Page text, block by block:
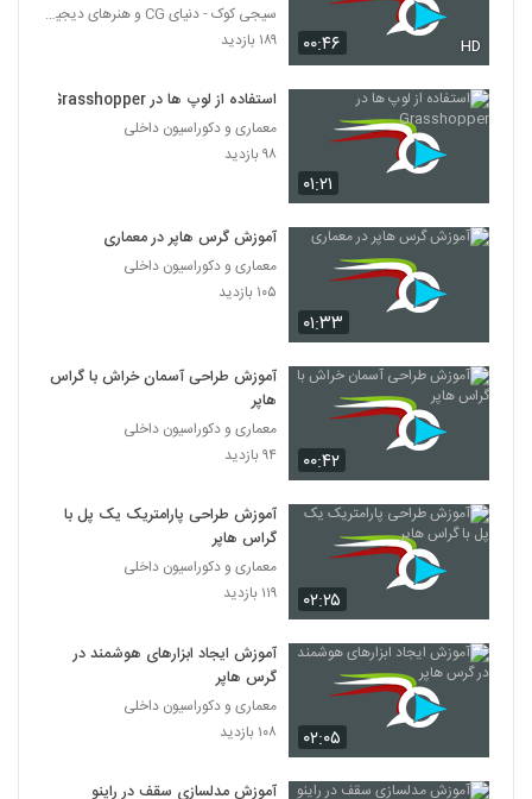
۰۰:۴۶ HD
سیجی کوک - دنیای CG و هنرهای دیجیتال
۱۸۹ بازدید
۰۱:۲۱
استفاده از لوپ ها در Grasshopper
معماری و دکوراسیون داخلی
۹۸ بازدید
۰۱:۳۳
آموزش گرس هاپر در معماری‎
معماری و دکوراسیون داخلی
۱۰۵ بازدید
۰۰:۴۲
آموزش طراحی آسمان خراش با گراس
هاپر‎
معماری و دکوراسیون داخلی
۹۴ بازدید
۰۲:۲۵
آموزش طراحی پارامتریک یک پل با
گراس هاپر‎
معماری و دکوراسیون داخلی
۱۱۹ بازدید
۰۲:۰۵
آموزش ایجاد ابزارهای هوشمند در
گرس هاپر‎
معماری و دکوراسیون داخلی
۱۰۸ بازدید
آموزش مدلسازی سقف در راینو